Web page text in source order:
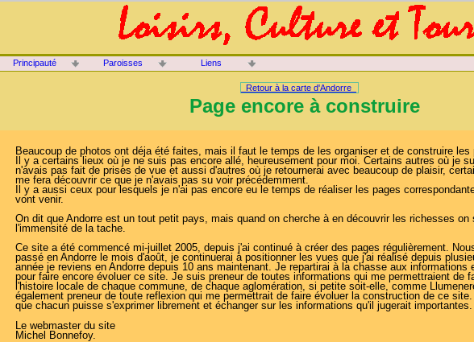
Retour à la carte d'Andorre
Page encore à construire
Beaucoup de photos ont déja été faites, mais il faut le temps de les organiser et de construire les
Il y a certains lieux où je ne suis pas encore allé, heureusement pour moi. Certains autres où je
n'avais pas fait de prises de vue et aussi d'autres où je retournerai avec beaucoup de plaisir,
me fera découvrir ce que je n'avais pas su voir précédemment.
Il y a aussi ceux pour lesquels je n'ai pas encore eu le temps de réaliser les pages
vont venir.
On dit que Andorre est un tout petit pays, mais quand on cherche à en découvrir les richesses on
l'immensité de la tache.
Ce site a été commencé mi-juillet 2005, depuis j'ai continué à créer des pages régulièrement.
passé en Andorre le mois d'août, je continuerai à positionner les vues que j'ai réalisé depuis
année je reviens en Andorre depuis 10 ans maintenant. Je repartirai à la chasse aux informations
pour faire encore évoluer ce site. Je suis preneur de toutes informations qui me permettraient de
l'histoire locale de chaque commune, de chaque aglomération, si petite soit-elle, comme
également preneur de toute reflexion qui me permettrait de faire évoluer la construction de ce
que chacun puisse s'exprimer librement et échanger sur les informations qu'il jugerait importantes.
Le webmaster du site
Michel Bonnefoy.
Principauté Paroisses Liens